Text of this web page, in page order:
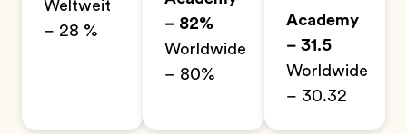
Weltweit
– 28 %
– 82%
Worldwide
– 80%
Academy
– 31.5
Worldwide
– 30.32